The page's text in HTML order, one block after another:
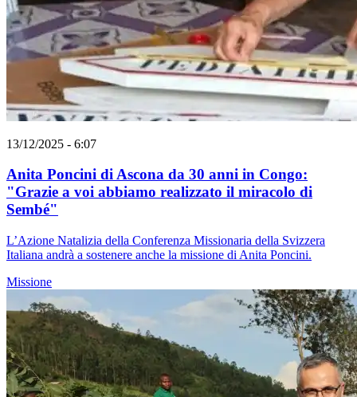
13/12/2025 - 6:07
Anita Poncini di Ascona da 30 anni in Congo:
"Grazie a voi abbiamo realizzato il miracolo di
Sembé"
L’Azione Natalizia della Conferenza Missionaria della Svizzera
Italiana andrà a sostenere anche la missione di Anita Poncini.
Missione